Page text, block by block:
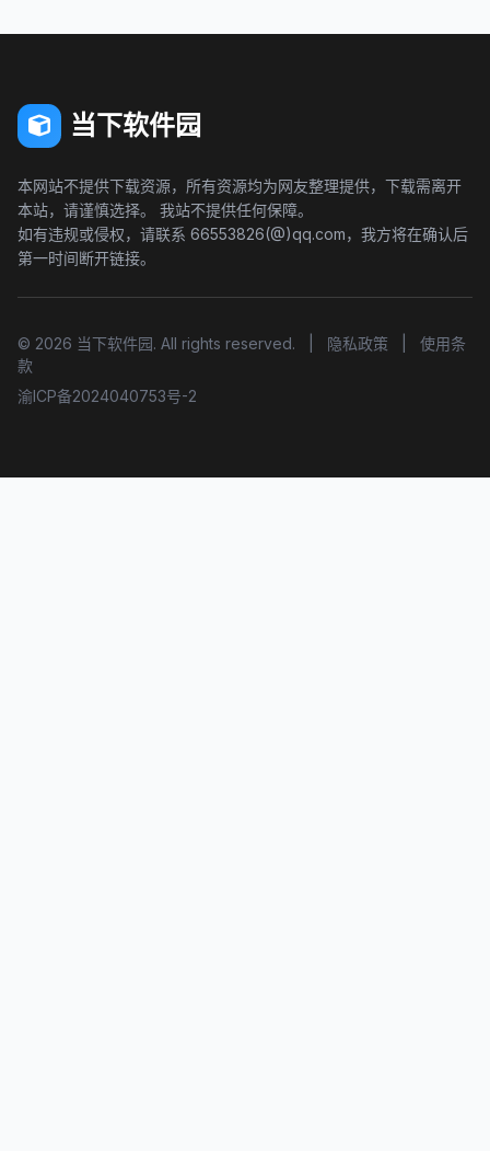
当下软件园
本网站不提供下载资源，所有资源均为网友整理提供，下载需离开
本站，请谨慎选择。 我站不提供任何保障。
如有违规或侵权，请联系 66553826(@)qq.com，我方将在确认后
第一时间断开链接。
© 2026 当下软件园. All rights reserved. 隐私政策
使用条
款
渝ICP备2024040753号-2